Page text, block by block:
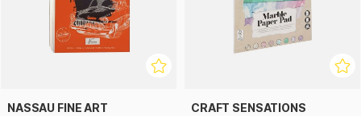
NASSAU FINE ART CRAFT SENSATIONS